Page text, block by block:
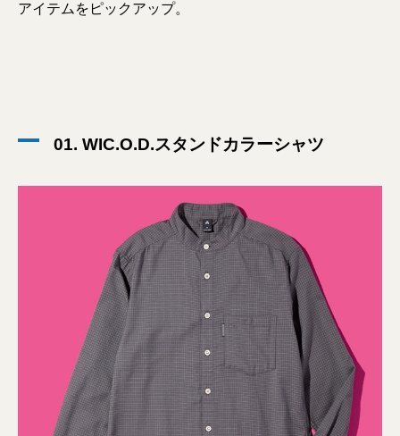
アイテムをピックアップ。
01. WIC.O.D.スタンドカラーシャツ